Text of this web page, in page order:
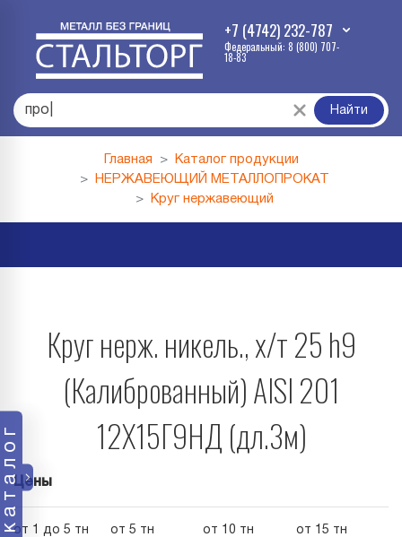
+7 (4742) 232-787
Федеральный: 8 (800) 707-
18-83
профл Найти
каталог
Главная
Каталог продукции
НЕРЖАВЕЮЩИЙ МЕТАЛЛОПРОКАТ
Круг нержавеющий
Круг нерж. никель., х/т 25 h9
(Калиброванный) AISI 201
12Х15Г9НД (дл.3м)
Цены
от 1 до 5 тн от 5 тн от 10 тн от 15 тн